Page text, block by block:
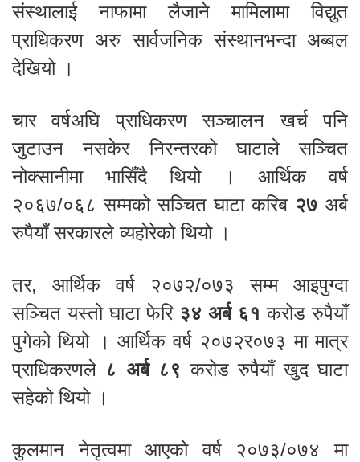
संस्थालाई नाफामा लैजाने मामिलामा विद्युत
प्राधिकरण अरु सार्वजनिक संस्थानभन्दा अब्बल
देखियो ।
चार वर्षअघि प्राधिकरण सञ्चालन खर्च पनि
जुटाउन नसकेर निरन्तरको घाटाले सञ्चित
नोक्सानीमा भासिँदै थियो । आर्थिक वर्ष
२०६७/०६८ सम्मको सञ्चित घाटा करिब २७ अर्ब
रुपैयाँ सरकारले व्यहोरेको थियो ।
तर, आर्थिक वर्ष २०७२/०७३ सम्म आइपुग्दा
सञ्चित यस्तो घाटा फेरि ३४ अर्ब ६१ करोड रुपैयाँ
पुगेको थियो । आर्थिक वर्ष २०७२र०७३ मा मात्र
प्राधिकरणले ८ अर्ब ८९ करोड रुपैयाँ खुद घाटा
सहेको थियो ।
कुलमान नेतृत्वमा आएको वर्ष २०७३/०७४ मा